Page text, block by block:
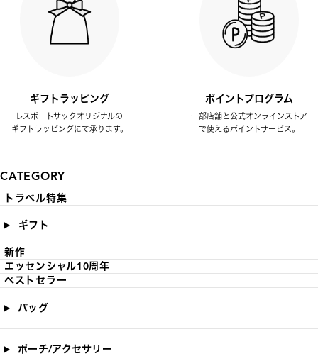
ギフトラッピング
レスポートサックオリジナルの
ギフトラッピングにて承ります。
ポイントプログラム
一部店舗と公式オンラインストア
で使えるポイントサービス。
CATEGORY
トラベル特集
ギフト
新作
エッセンシャル10周年
ベストセラー
バッグ
ポーチ/アクセサリー